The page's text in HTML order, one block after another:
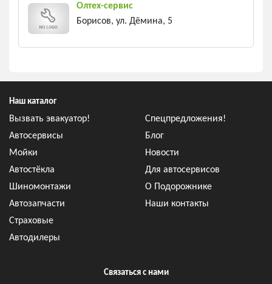
Олтех-сервис
Борисов, ул. Дёмина, 5
Наш каталог
Вызвать эвакуатор!
Автосервисы
Мойки
Автостёкла
Шиномонтажи
Автозапчасти
Страховые
Автодилеры
Спецпредложения!
Блог
Новости
Для автосервисов
О Подорожнике
Наши контакты
Связаться с нами